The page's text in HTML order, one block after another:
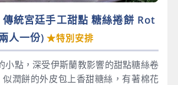
傳統宮廷手工甜點 糖絲捲餅 Rot
人一份) ★特別安排
小點，深受伊斯蘭教影響的甜點糖絲卷
潤餅的外皮包上香甜糖絲，有著棉花